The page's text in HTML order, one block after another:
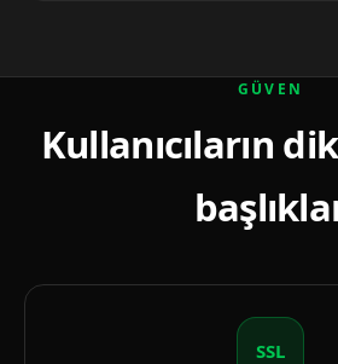
GÜVEN
Kullanıcıların
SSL